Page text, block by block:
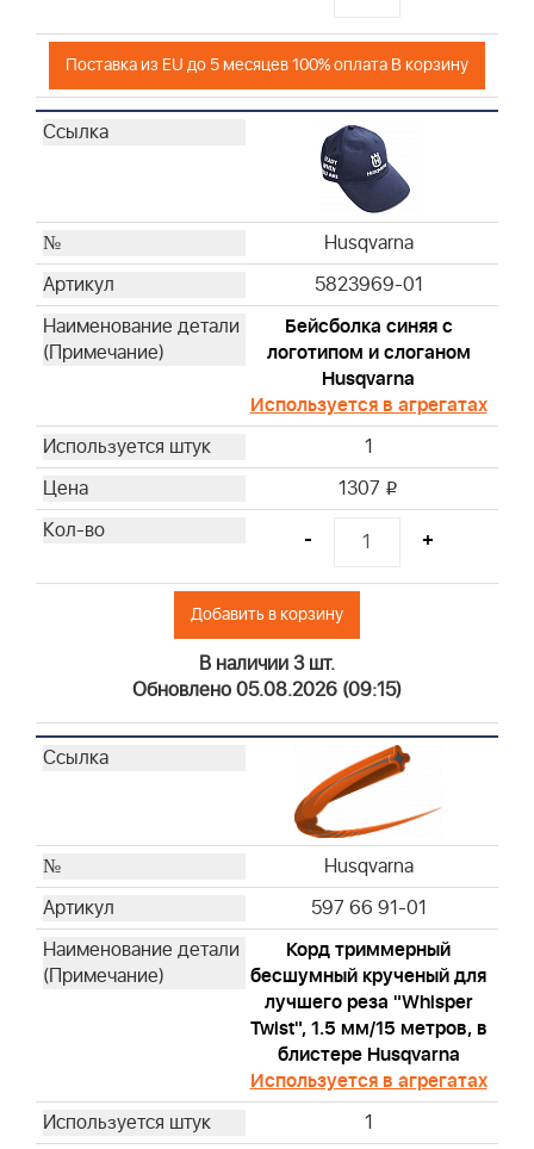
Поставка из EU до 5 месяцев 100% оплата В корзину
Husqvarna
5823969-01
Бейсболка синяя с
логотипом и слоганом
Husqvarna
Используется в агрегатах
1
1307 i
- +
Добавить в корзину
В наличии 3 шт.
Обновлено 05.08.2026 (09:15)
Husqvarna
597 66 91-01
Корд триммерный
бесшумный крученый для
лучшего реза "Whisper
Twist", 1.5 мм/15 метров, в
блистере Husqvarna
Используется в агрегатах
1